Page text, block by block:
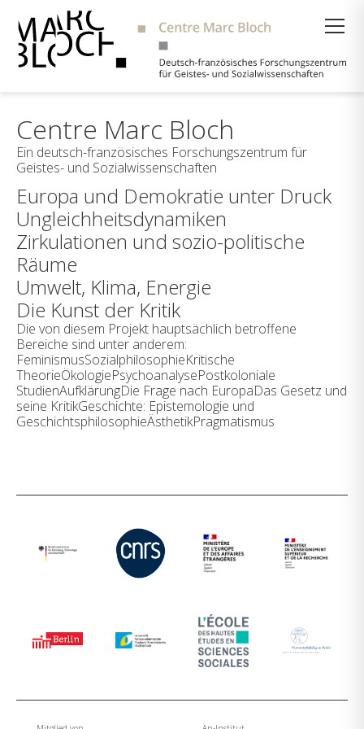
Centre Marc Bloch
Ein deutsch-französisches Forschungszentrum für
Geistes- und Sozialwissenschaften
Europa und Demokratie unter Druck
Ungleichheitsdynamiken
Zirkulationen und sozio-politische
Räume
Umwelt, Klima, Energie
Die Kunst der Kritik
Die von diesem Projekt hauptsächlich betroffene
Bereiche sind unter anderem:
FeminismusSozialphilosophieKritische
TheorieÖkologiePsychoanalysePostkoloniale
StudienAufklärungDie Frage nach EuropaDas Gesetz und
seine KritikGeschichte: Epistemologie und
GeschichtsphilosophieÄsthetikPragmatismus